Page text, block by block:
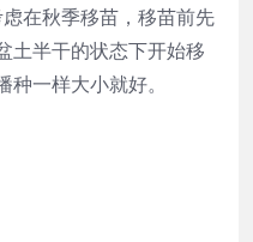
在秋季移苗，移苗前先
土半干的状态下开始移
一样大小就好。